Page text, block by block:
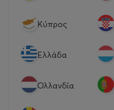
Κύπρος
Eλλάδα
Ολλανδία